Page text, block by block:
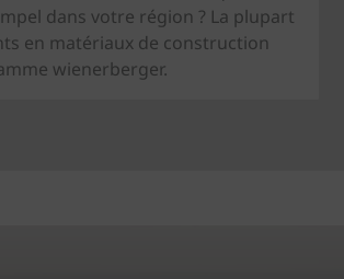
dans votre région ? La plupart
en matériaux de construction
wienerberger.